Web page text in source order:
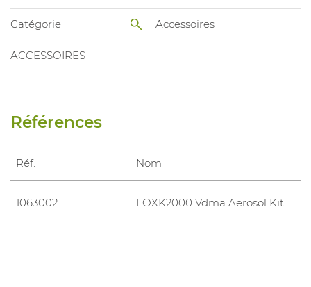
Catégorie Accessoires
ACCESSOIRES
Références
Réf. Nom
1063002 LOXK2000 Vdma Aerosol Kit